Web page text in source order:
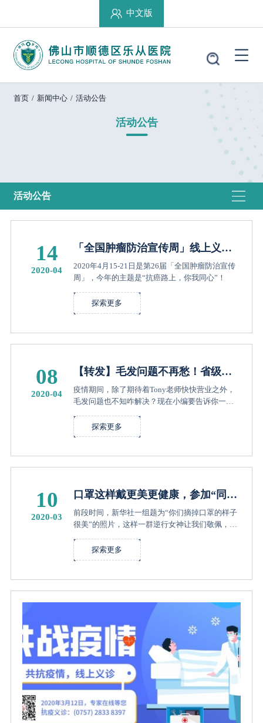
中文版
首页 / 新闻中心 / 活动公告
活动公告
活动公告
14
2020-04
「全国肿瘤防治宣传周」线上义诊
+免费筛查，约定你！
2020年4月15-21日是第26届「全国肿瘤防治宣传
周」，今年的主题是“抗癌路上，你我同心”！
探索更多
08
2020-04
【转发】毛发问题不再愁！省级专
家熊春萍教授开诊啦！
疫情期间，除了期待着Tony老师快快营业之外，
毛发问题也不知咋解决？现在小编要告诉你一个
探索更多
10
2020-03
口罩这样戴更美更健康，参加​“同心
抗疫，科学护肤”竞答，赢奖品啦！
前段时间，新华社一组题为“你们摘掉口罩的样子
很美”的照片，这样一群逆行女神让我们敬佩，也
流行感染时期的报告显示，经常佩戴口罩的人群
中，35.50%因使用 N95 口...
探索更多